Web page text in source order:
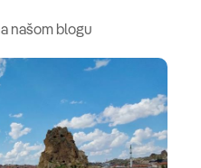
našom blogu